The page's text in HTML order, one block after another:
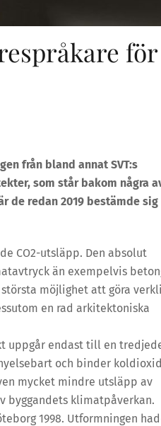
för
från bland annat SVT:s
som står bakom några
de redan 2019 bestämde sig
CO2-utsläpp. Den absolut
än exempelvis
möjlighet att göra
en rad arkitektoniska
uppgår endast till en
och binder
mycket mindre utsläpp av
byggandets klimatpåverkan.
1998. Utformningen